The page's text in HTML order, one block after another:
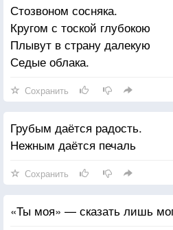
Стозвоном сосняка.
Кругом с тоской глубокою
Плывут в страну далекую
Седые облака.
Сохранить
Грубым даётся радость.
Нежным даётся печаль
Сохранить
«Ты моя» — сказать лишь